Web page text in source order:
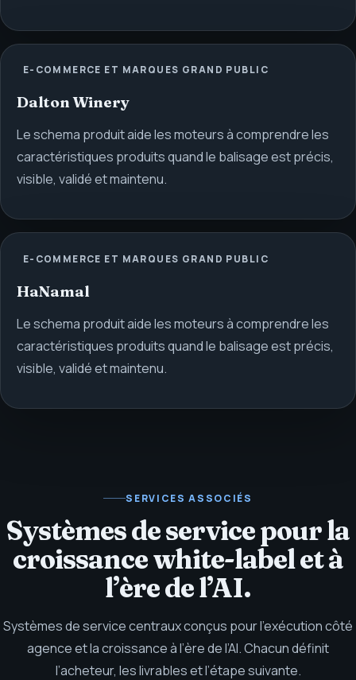
E-COMMERCE ET MARQUES GRAND PUBLIC
Dalton Winery
Le schema produit aide les moteurs à comprendre les
caractéristiques produits quand le balisage est précis,
visible, validé et maintenu.
E-COMMERCE ET MARQUES GRAND PUBLIC
HaNamal
Le schema produit aide les moteurs à comprendre les
caractéristiques produits quand le balisage est précis,
visible, validé et maintenu.
SERVICES ASSOCIÉS
Systèmes de service pour la
croissance white-label et à
l’ère de l’AI.
Systèmes de service centraux conçus pour l’exécution côté
agence et la croissance à l’ère de l’AI. Chacun définit
l’acheteur, les livrables et l’étape suivante.